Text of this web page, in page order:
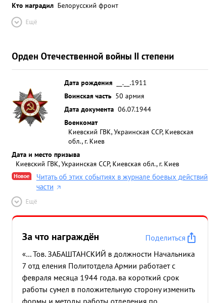
Кто наградил Белорусский фронт
Ещё
Орден Отечественной войны II степени
Дата рождения
__.__.1911
Воинская часть 50 армия
Дата документа 06.07.1944
Военкомат
Киевский ГВК, Украинская ССР, Киевская
обл., г. Киев
Дата и место призыва
Киевский ГВК, Украинская ССР, Киевская обл., г. Киев
Новое
Читать об этих событиях в журнале боевых действий
части
Ещё
За что награждён
Поделиться
«... Тов. ЗАБАШТАНСКИЙ в должности Начальника
7 отд еления Политотдела Армии работает с
февраля месяца 1944 года. ва короткий срок
работы сумел в положительную сторону изменить
формы и методы работы отделения по